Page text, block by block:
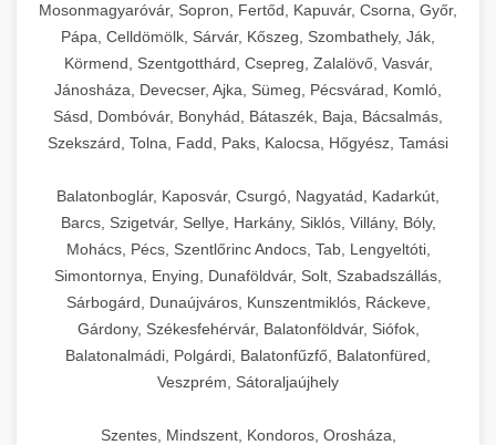
Mosonmagyaróvár, Sopron, Fertőd, Kapuvár, Csorna, Győr,
Pápa, Celldömölk, Sárvár, Kőszeg, Szombathely, Ják,
Körmend, Szentgotthárd, Csepreg, Zalalövő, Vasvár,
Jánosháza, Devecser, Ajka, Sümeg, Pécsvárad, Komló,
Sásd, Dombóvár, Bonyhád, Bátaszék, Baja, Bácsalmás,
Szekszárd, Tolna, Fadd, Paks, Kalocsa, Hőgyész, Tamási
Balatonboglár, Kaposvár, Csurgó, Nagyatád, Kadarkút,
Barcs, Szigetvár, Sellye, Harkány, Siklós, Villány, Bóly,
Mohács, Pécs, Szentlőrinc Andocs, Tab, Lengyeltóti,
Simontornya, Enying, Dunaföldvár, Solt, Szabadszállás,
Sárbogárd, Dunaújváros, Kunszentmiklós, Ráckeve,
Gárdony, Székesfehérvár, Balatonföldvár, Siófok,
Balatonalmádi, Polgárdi, Balatonfűzfő, Balatonfüred,
Veszprém, Sátoraljaújhely
Szentes, Mindszent, Kondoros, Orosháza,